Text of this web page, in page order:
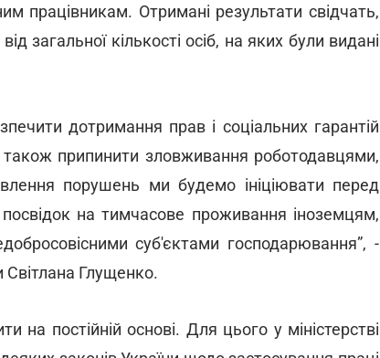
працівникам. Отримані результати свідчать,
загальної кількості осіб, на яких були видані
дотримання прав і соціальних гарантій
припинити зловживання роботодавцями,
порушень ми будемо ініціювати перед
на тимчасове проживання іноземцям,
суб'єктами господарювання”, -
Світлана Глущенко.
на постійній основі. Для цього у міністерстві